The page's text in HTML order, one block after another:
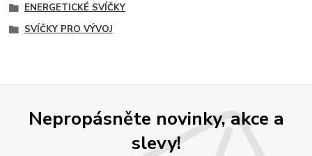
ENERGETICKÉ SVÍČKY
SVÍČKY PRO VÝVOJ
Nepropásněte novinky, akce a
slevy!